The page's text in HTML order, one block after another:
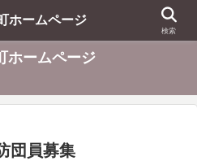
千代田区
ホームページ
団員募集
ホームページ
検索